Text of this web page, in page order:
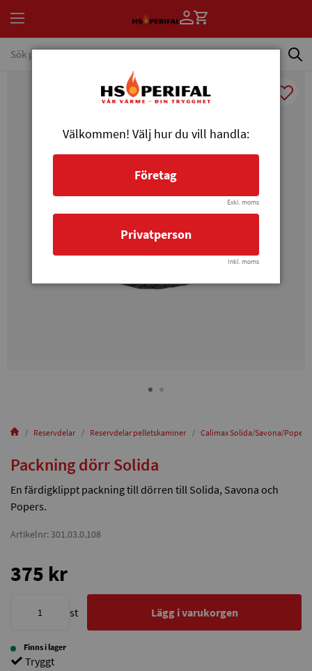
Reservdelar Reservdelar pelletskaminer Calimax Solida/Savona/Popers
Packning dörr Solida
En färdigklippt packning till dörren till Solida, Savona och
Popers.
Artikelnr: 301.03.0.108
375 kr
st Lägg i varukorgen
Finns i lager
Tryggt
Välkommen! Välj hur du vill handla:
Företag
Exkl. moms
Privatperson
Inkl. moms